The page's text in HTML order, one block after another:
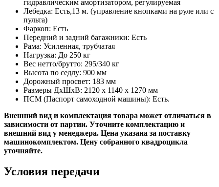
гидравлическим амортизатором, регулируемая
Лебедка: Есть,13 м. (управление кнопками на руле или с
пульта)
Фаркоп: Есть
Передний и задний багажники: Есть
Рама: Усиленная, трубчатая
Нагрузка: До 250 кг
Вес нетто/брутто: 295/340 кг
Высота по седлу: 900 мм
Дорожный просвет: 183 мм
Размеры ДхШхВ: 2120 x 1140 x 1270 мм
ПСМ (Паспорт самоходной машины): Есть.
Внешний вид и комплектация товара может отличаться в
зависимости от партии. Уточните комплектацию и
внешний вид у менеджера.​ Цена указана за поставку
машинокомплектом. Цену собранного квадроцикла
уточняйте.
Условия передачи